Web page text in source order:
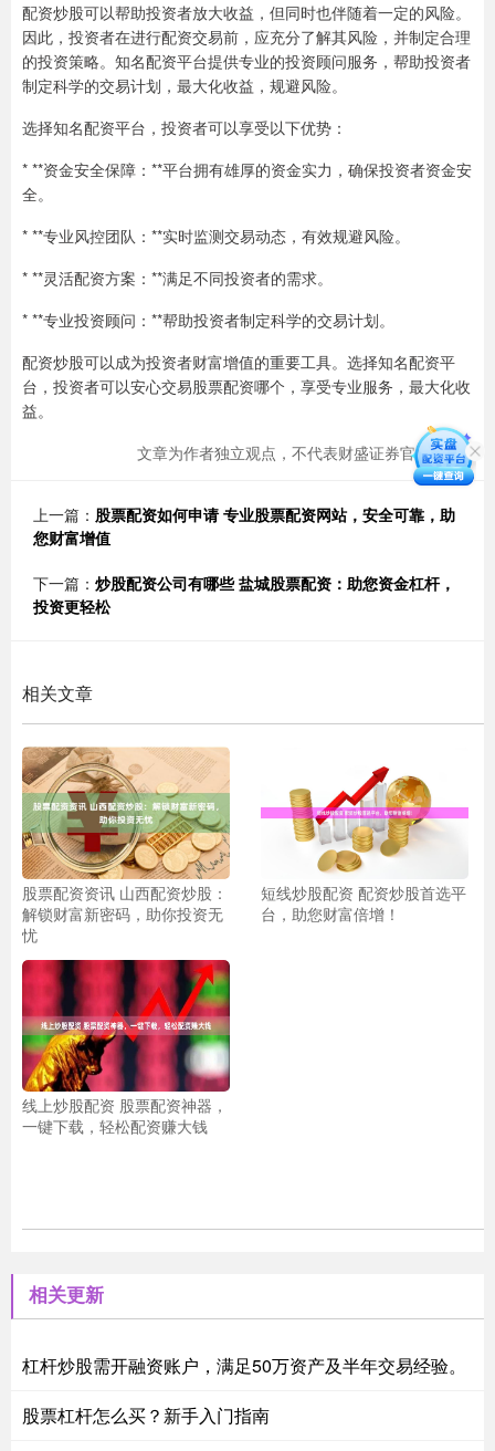
配资炒股可以帮助投资者放大收益，但同时也伴随着一定的风险。
因此，投资者在进行配资交易前，应充分了解其风险，并制定合理
的投资策略。知名配资平台提供专业的投资顾问服务，帮助投资者
制定科学的交易计划，最大化收益，规避风险。
选择知名配资平台，投资者可以享受以下优势：
* **资金安全保障：**平台拥有雄厚的资金实力，确保投资者资金安
全。
* **专业风控团队：**实时监测交易动态，有效规避风险。
* **灵活配资方案：**满足不同投资者的需求。
* **专业投资顾问：**帮助投资者制定科学的交易计划。
配资炒股可以成为投资者财富增值的重要工具。选择知名配资平
台，投资者可以安心交易股票配资哪个，享受专业服务，最大化收
益。
文章为作者独立观点，不代表财盛证券官网观点
上一篇： 股票配资如何申请 专业股票配资网站，安全可靠，助
您财富增值
下一篇： 炒股配资公司有哪些 盐城股票配资：助您资金杠杆，
投资更轻松
相关文章
股票配资资讯 山西配资炒股：
解锁财富新密码，助你投资无
忧
短线炒股配资 配资炒股首选平
台，助您财富倍增！
线上炒股配资 股票配资神器，
一键下载，轻松配资赚大钱
相关更新
杠杆炒股需开融资账户，满足50万资产及半年交易经验。
股票杠杆怎么买？新手入门指南